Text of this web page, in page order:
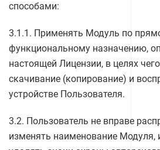
способами:
3.1.1. Применять Модуль по
функциональному назначению,
настоящей Лицензии, в целях
скачивание (копирование) и
устройстве Пользователя.
3.2. Пользователь не вправе
изменять наименование Модуля,